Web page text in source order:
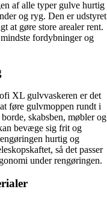
af alle typer gulve hurtig
og ryg. Den er udstyret
at gøre store arealer rent.
fordybninger og
XL gulvvaskeren er det
føre gulvmoppen rundt i
skabsben, møbler og
bevæge sig frit og
hurtig og
så det passer
under rengøringen.